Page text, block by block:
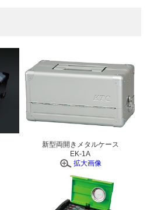
新型両開きメタルケース
EK-1A
拡大画像